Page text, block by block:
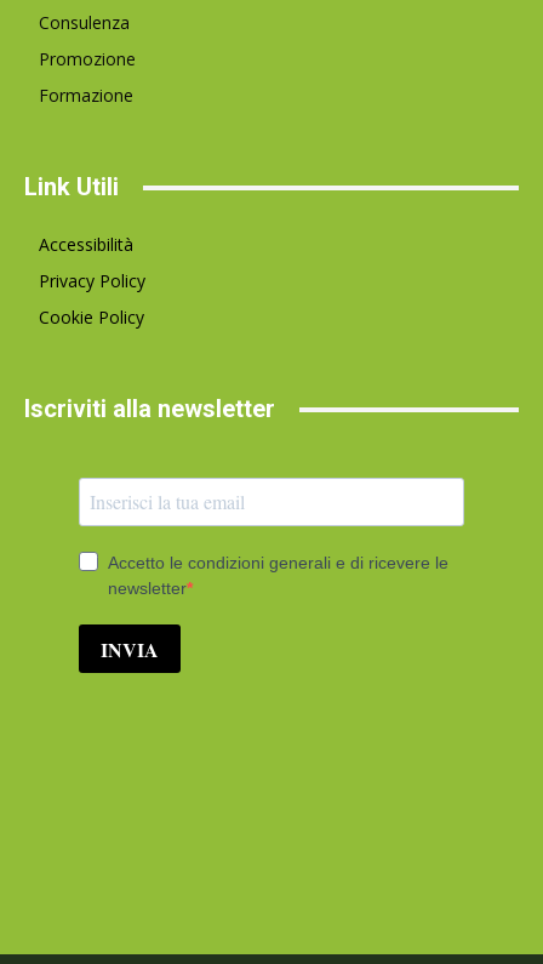
Consulenza
Promozione
Formazione
Link Utili
Accessibilità
Privacy Policy
Cookie Policy
Iscriviti alla newsletter